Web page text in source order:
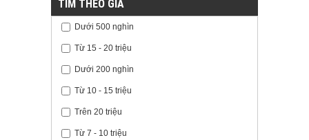
TÌM THEO GIÁ
Dưới 500 nghìn
Từ 15 - 20 triệu
Dưới 200 nghìn
Từ 10 - 15 triệu
Trên 20 triệu
Từ 7 - 10 triệu